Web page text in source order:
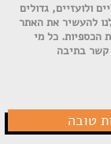
ולועזיים, גדולים
להעשיר את האתר
הכספיות. כל מי
קשר בתיבה
טובה